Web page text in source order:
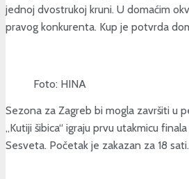
jednoj dvostrukoj kruni. U domaćim
pravog konkurenta. Kup je potvrda
Foto: HINA
Sezona za Zagreb bi mogla završiti u
„Kutiji šibica“ igraju prvu utakmicu
Sesveta. Početak je zakazan za 18 sati.